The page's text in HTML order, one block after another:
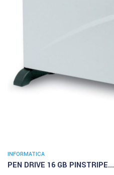
INFORMATICA
PEN DRIVE 16 GB PINSTRIPE...